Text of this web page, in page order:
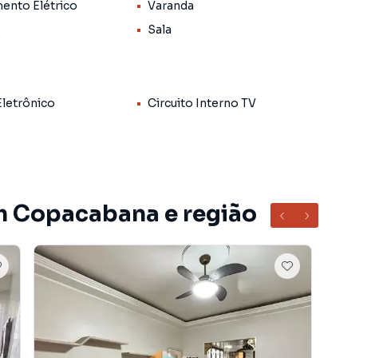
garantindo tranquilidade, privacidade e uma vista
prévio, conforme solicitação do proprietário.
bairro Copacabana, em Rio de Janeiro. Não
sobre Apartamento em Rio de Janeiro? Entre
3950-8850.
Elétrico
Varanda
Sala
Circuito Interno TV
Copacabana e região